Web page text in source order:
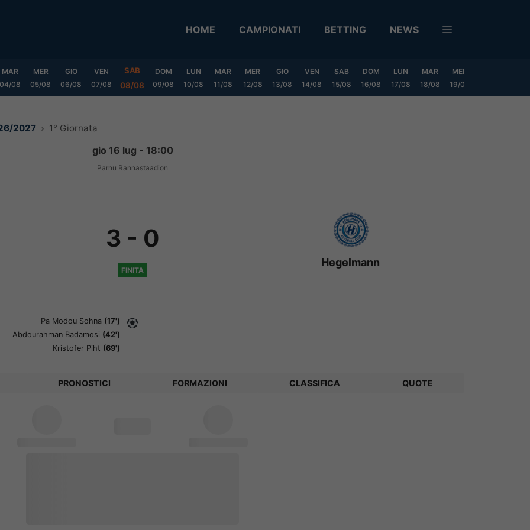
HOME CAMPIONATI BETTING NEWS
MAR
04/08
MER
05/08
GIO
06/08
VEN
07/08
SAB
08/08
DOM
09/08
LUN
10/08
MAR
11/08
MER
12/08
GIO
13/08
VEN
14/08
SAB
15/08
DOM
16/08
LUN
17/08
MAR
18/08
MER
19/08
2027 1° Giornata
gio 16 lug - 18:00
Parnu Rannastaadion
3 - 0
FINITA
Hegelmann
Pa Modou Sohna (17')
Abdourahman Badamosi (42')
Kristofer Piht (69')
PRONOSTICI FORMAZIONI CLASSIFICA QUOTE